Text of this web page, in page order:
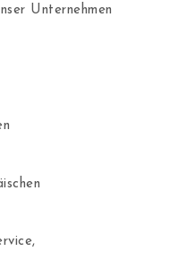
Unternehmen